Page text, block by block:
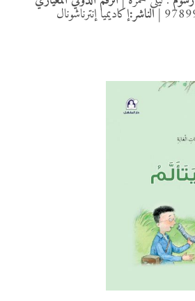
| الناشر:إكاديميا إنترناشونال